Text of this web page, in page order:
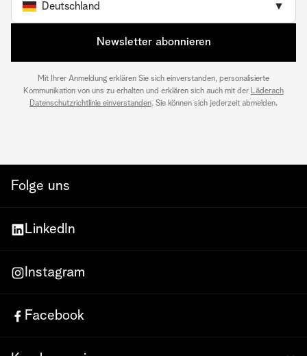
Deutschland ▼
Newsletter abonnieren
Mit Ihrer Anmeldung erklären Sie sich einverstanden, personalisierte
Kommunikation von uns zu erhalten und erklären sich auch mit der Läderach
Datenschutzrichtlinie einverstanden. Sie können sich jederzeit abmelden.
Folge uns
LinkedIn
Instagram
Facebook